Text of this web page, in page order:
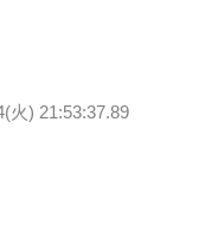
火) 21:53:37.89